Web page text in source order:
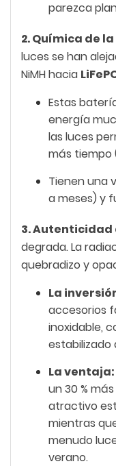
parezca
2. Química de
luces se han
NiMH hacia
Estas
energía
las luces
más tiempo
Tienen una
a meses) y
3.
degrada. La
quebradizo y
La
accesorios
inoxidable,
estabilizado
La ventaja:
un 30 %
atractivo
mientras
menudo
verano.